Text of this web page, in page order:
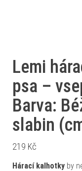
Lemi
psa –
Barva:
slabin
219 Kč
Hárací kalhotky by